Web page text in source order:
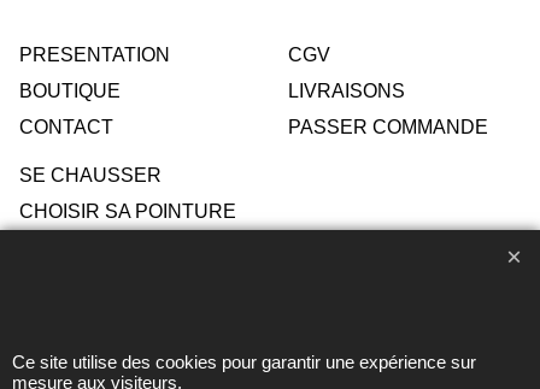
PRESENTATION
BOUTIQUE
CONTACT
CGV
LIVRAISONS
PASSER COMMANDE
SE CHAUSSER
CHOISIR SA POINTURE
Toute reproduction de textes, photos ou autres éléments des
Ce site utilise des cookies pour garantir une expérience sur
mesure aux visiteurs.